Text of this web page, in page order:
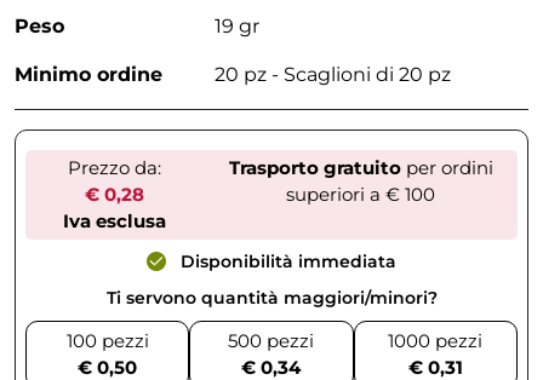
Peso 19 gr
Minimo ordine 20 pz - Scaglioni di 20 pz
Prezzo da:
€ 0,28
Iva esclusa
Trasporto gratuitoper ordini
superiori a € 100
Disponibilità immediata
Ti servono quantità maggiori/minori?
100 pezzi
€ 0,50
500 pezzi
€ 0,34
1000 pezzi
€ 0,31